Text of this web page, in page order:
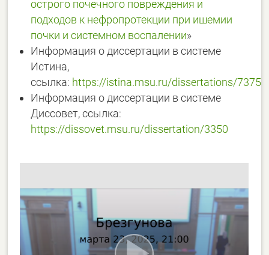
острого почечного повреждения и
подходов к нефропротекции при ишемии
почки и системном воспалении»
Информация о диссертации в системе
Истина,
ссылка: https://istina.msu.ru/dissertations/
Информация о диссертации в системе
Диссовет, ссылка:
https://dissovet.msu.ru/dissertation/3350